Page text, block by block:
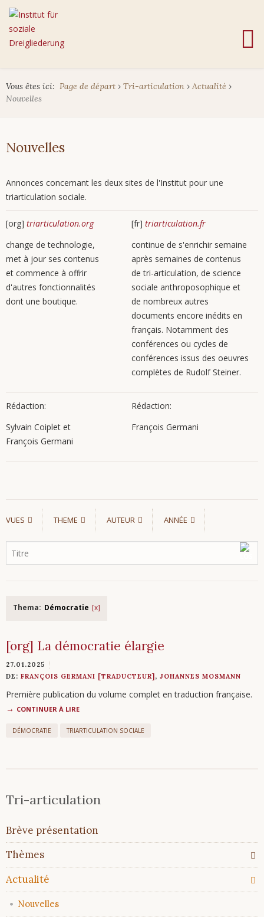
Vous êtes ici: Page de départ › Tri-articulation › Actualité ›
Nouvelles
Nouvelles
Annonces concernant les deux sites de l'Institut pour une
triarticulation sociale.
[org] triarticulation.org
change de technologie,
met à jour ses contenus
et commence à offrir
d'autres fonctionnalités
dont une boutique.
[fr] triarticulation.fr
continue de s'enrichir semaine
après semaines de contenus
de tri-articulation, de science
sociale anthroposophique et
de nombreux autres
documents encore inédits en
français. Notamment des
conférences ou cycles de
conférences issus des oeuvres
complètes de Rudolf Steiner.
Rédaction:
Sylvain Coiplet et
François Germani
Rédaction:
François Germani
VUES THEME AUTEUR ANNÉE
Thema: Démocratie
[org] La démocratie élargie
27.01.2025
DE: FRANÇOIS GERMANI [TRADUCTEUR] , JOHANNES MOSMANN
Première publication du volume complet en traduction française.
CONTINUER À LIRE
DÉMOCRATIE TRIARTICULATION SOCIALE
Tri-articulation
Aller
au
contenu
Brève présentation
Thèmes
Actualité
Nouvelles